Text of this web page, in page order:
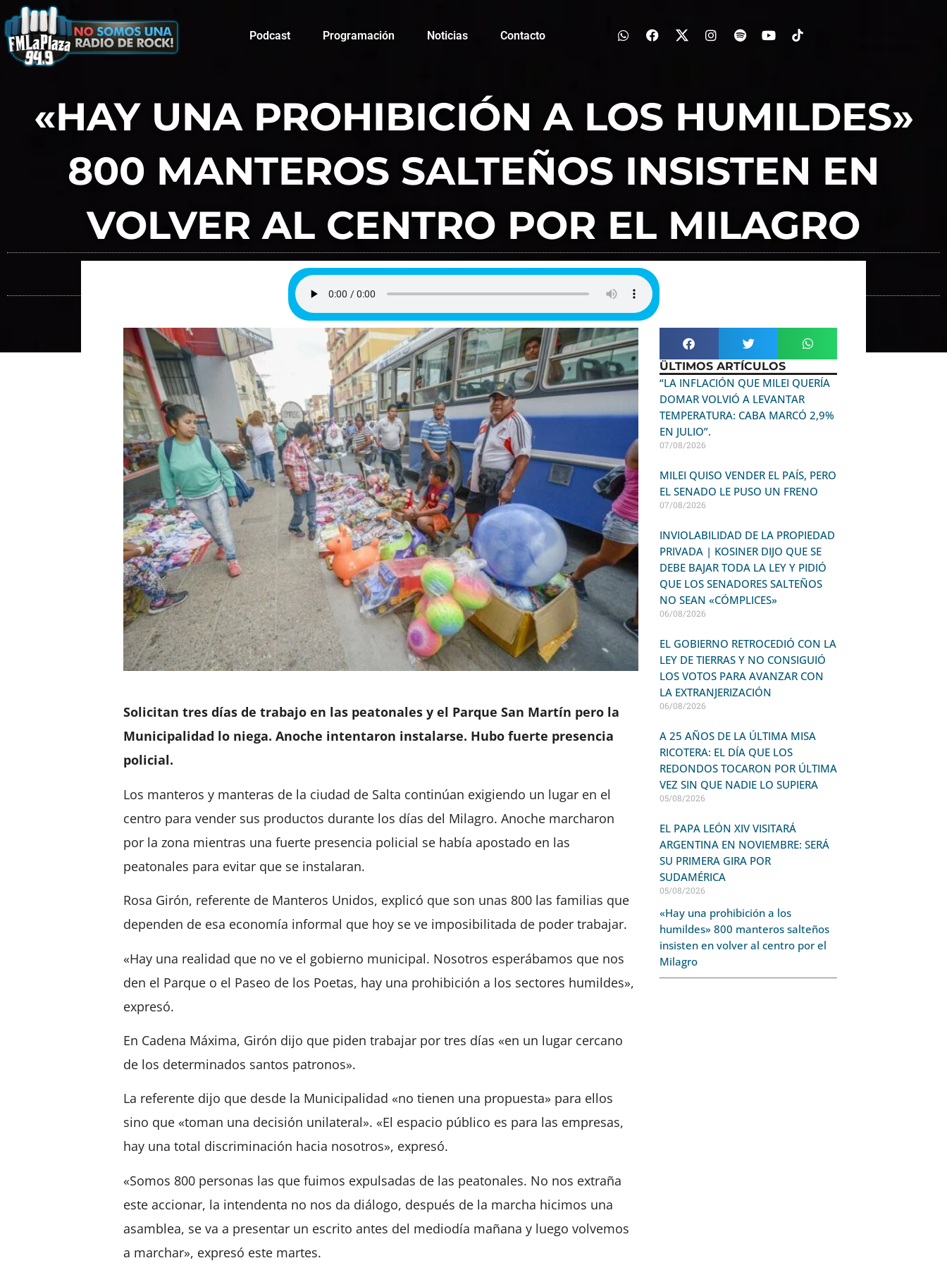
Podcast Programación Noticias Contacto
«HAY UNA PROHIBICIÓN A LOS HUMILDES»
800 MANTEROS SALTEÑOS INSISTEN EN
VOLVER AL CENTRO POR EL MILAGRO
FM La Plaza septiembre 13, 2022
Solicitan tres días de trabajo en las peatonales y el Parque San Martín pero la
Municipalidad lo niega. Anoche intentaron instalarse. Hubo fuerte presencia
policial.
Los manteros y manteras de la ciudad de Salta continúan exigiendo un lugar en el
centro para vender sus productos durante los días del Milagro. Anoche marcharon
por la zona mientras una fuerte presencia policial se había apostado en las
peatonales para evitar que se instalaran.
Rosa Girón, referente de Manteros Unidos, explicó que son unas 800 las familias que
dependen de esa economía informal que hoy se ve imposibilitada de poder trabajar.
«Hay una realidad que no ve el gobierno municipal. Nosotros esperábamos que nos
den el Parque o el Paseo de los Poetas, hay una prohibición a los sectores humildes»,
expresó.
En Cadena Máxima, Girón dijo que piden trabajar por tres días «en un lugar cercano
de los determinados santos patronos».
La referente dijo que desde la Municipalidad «no tienen una propuesta» para ellos
sino que «toman una decisión unilateral». «El espacio público es para las empresas,
hay una total discriminación hacia nosotros», expresó.
«Somos 800 personas las que fuimos expulsadas de las peatonales. No nos extraña
este accionar, la intendenta no nos da diálogo, después de la marcha hicimos una
asamblea, se va a presentar un escrito antes del mediodía mañana y luego volvemos
a marchar», expresó este martes.
ÜLTIMOS ARTÍCULOS
“LA INFLACIÓN QUE MILEI QUERÍA
DOMAR VOLVIÓ A LEVANTAR
TEMPERATURA: CABA MARCÓ 2,9%
EN JULIO”.
07/08/2026
MILEI QUISO VENDER EL PAÍS, PERO
EL SENADO LE PUSO UN FRENO
07/08/2026
INVIOLABILIDAD DE LA PROPIEDAD
PRIVADA | KOSINER DIJO QUE SE
DEBE BAJAR TODA LA LEY Y PIDIÓ
QUE LOS SENADORES SALTEÑOS
NO SEAN «CÓMPLICES»
06/08/2026
EL GOBIERNO RETROCEDIÓ CON LA
LEY DE TIERRAS Y NO CONSIGUIÓ
LOS VOTOS PARA AVANZAR CON
LA EXTRANJERIZACIÓN
06/08/2026
A 25 AÑOS DE LA ÚLTIMA MISA
RICOTERA: EL DÍA QUE LOS
REDONDOS TOCARON POR ÚLTIMA
VEZ SIN QUE NADIE LO SUPIERA
05/08/2026
EL PAPA LEÓN XIV VISITARÁ
ARGENTINA EN NOVIEMBRE: SERÁ
SU PRIMERA GIRA POR
SUDAMÉRICA
05/08/2026
«Hay una prohibición a los
humildes» 800 manteros salteños
insisten en volver al centro por el
Milagro